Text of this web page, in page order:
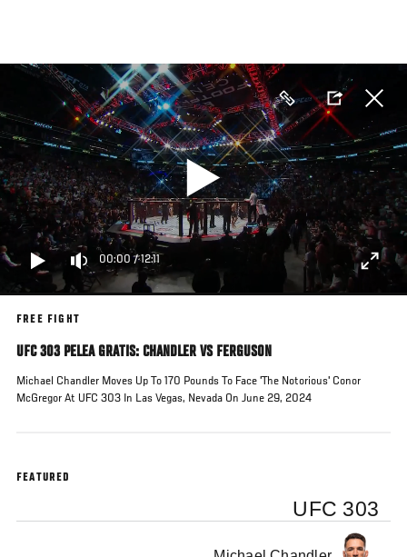
contenido
principal
00:00 /12:11
FREE FIGHT
UFC 303 PELEA GRATIS: CHANDLER VS FERGUSON
Michael Chandler Moves Up To 170 Pounds To Face 'The Notorious' Conor
McGregor At UFC 303 In Las Vegas, Nevada On June 29, 2024
FEATURED
UFC 303